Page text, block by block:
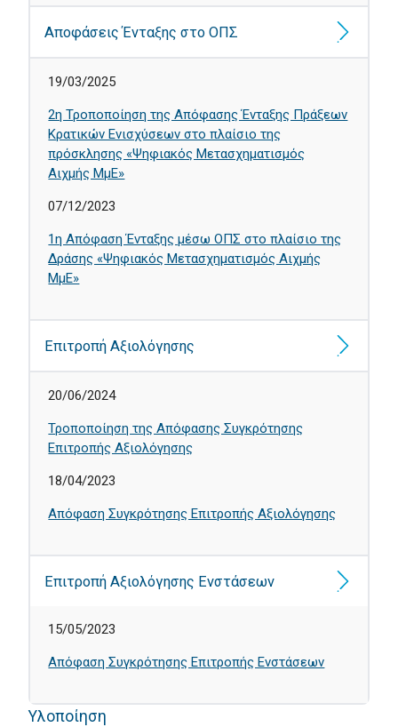
Αποφάσεις Ένταξης στο ΟΠΣ
19/03/2025
2η Τροποποίηση της Απόφασης Ένταξης Πράξεων
Κρατικών Ενισχύσεων στο πλαίσιο της
πρόσκλησης «Ψηφιακός Μετασχηματισμός
Αιχμής ΜμΕ»
07/12/2023
1η Απόφαση Ένταξης μέσω ΟΠΣ στο πλαίσιο της
Δράσης «Ψηφιακός Μετασχηματισμός Αιχμής
ΜμΕ»
Επιτροπή Αξιολόγησης
20/06/2024
Τροποποίηση της Απόφασης Συγκρότησης
Επιτροπής Αξιολόγησης
18/04/2023
Απόφαση Συγκρότησης Επιτροπής Αξιολόγησης
Επιτροπή Αξιολόγησης Ενστάσεων
15/05/2023
Απόφαση Συγκρότησης Επιτροπής Ενστάσεων
Υλοποίηση